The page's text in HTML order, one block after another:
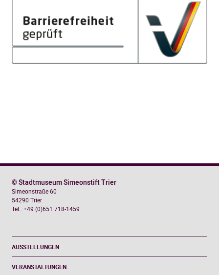
AUSSTELLUNGEN
VERANSTALTUNGEN
© Stadtmuseum Simeonstift Trier
Simeonstraße 60
54290 Trier
Tel.: +49 (0)651 718-1459